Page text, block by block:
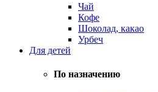
Чай
Кофе
Шоколад, какао
Урбеч
Для детей
По назначению